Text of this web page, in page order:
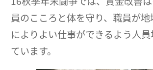
員のこころと体を守り、職員が
によりよい仕事ができるよう人
ています。